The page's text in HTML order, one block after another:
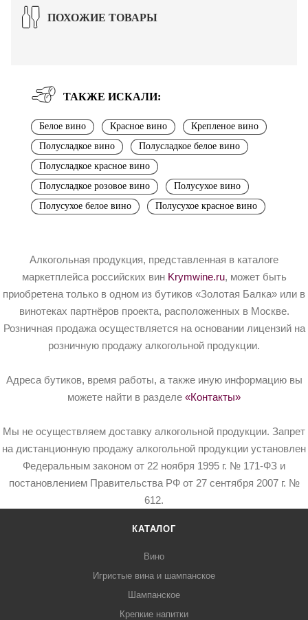
ПОХОЖИЕ ТОВАРЫ
ТАКЖЕ ИСКАЛИ:
Белое вино Красное вино
Крепленое вино
Полусладкое вино
Полусладкое белое вино
Полусладкое красное вино
Полусладкое розовое вино
Полусухое вино
Полусухое белое вино
Полусухое красное вино
Алкогольная продукция, представленная в каталоге
маркетплейса российских вин Krymwine.ru, может быть
приобретена только в одном из бутиков «Золотая Балка» или в
винотеках партнёров проекта, расположенных в Москве.
Розничная продажа осуществляется на основании лицензий на
розничную продажу алкогольной продукции.
Адреса бутиков, время работы, а также иную информацию вы
можете найти в разделе «Контакты»
Мы не осуществляем доставку алкогольной продукции. Запрет
на дистанционную продажу алкогольной продукции установлен
Федеральным законом от 22 ноября 1995 г. № 171-ФЗ и
постановлением Правительства РФ от 27 сентября 2007 г. №
612.
КАТАЛОГ
Вино
Игристые вина и шампанское
Шампанское
Крепкие напитки